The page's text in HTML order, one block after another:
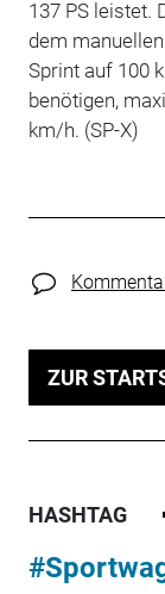
137 PS leistet.
dem
Sprint auf 100
benötigen,
km/h. (SP-X)
ZUR
HASHTAG